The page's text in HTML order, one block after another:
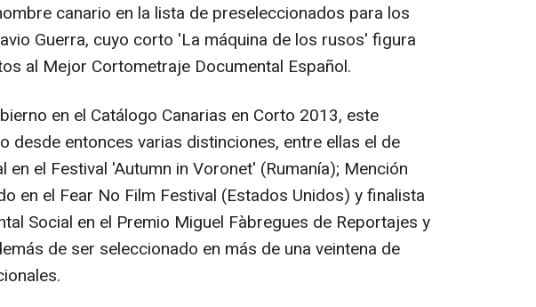
canario en la lista de preseleccionados para los
Guerra, cuyo corto 'La máquina de los rusos' figura
al Mejor Cortometraje Documental Español.
en el Catálogo Canarias en Corto 2013, este
desde entonces varias distinciones, entre ellas el de
en el Festival 'Autumn in Voronet' (Rumanía); Mención
en el Fear No Film Festival (Estados Unidos) y finalista
Social en el Premio Miguel Fàbregues de Reportajes y
de ser seleccionado en más de una veintena de